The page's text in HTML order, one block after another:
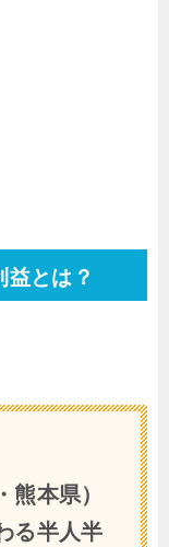
益とは？
本県）
る半人半